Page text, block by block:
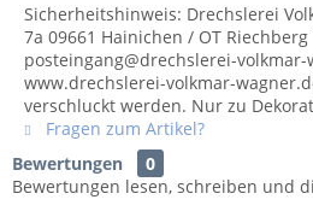
Sicherheitshinweis: Drechslerei
7a 09661 Hainichen / OT Riechberg
posteingang@drechslerei-volkmar-
www.drechslerei-volkmar-
verschluckt werden. Nur zu
Fragen zum Artikel?
Bewertungen
0
Bewertungen lesen, schreiben und